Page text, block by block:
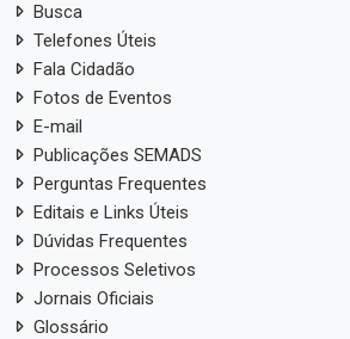
Busca
Telefones Úteis
Fala Cidadão
Fotos de Eventos
E-mail
Publicações SEMADS
Perguntas Frequentes
Editais e Links Úteis
Dúvidas Frequentes
Processos Seletivos
Jornais Oficiais
Glossário